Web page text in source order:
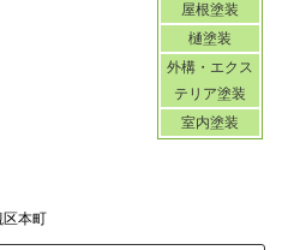
屋根塗装
樋塗装
外構・エクス
テリア塗装
室内塗装
区本町